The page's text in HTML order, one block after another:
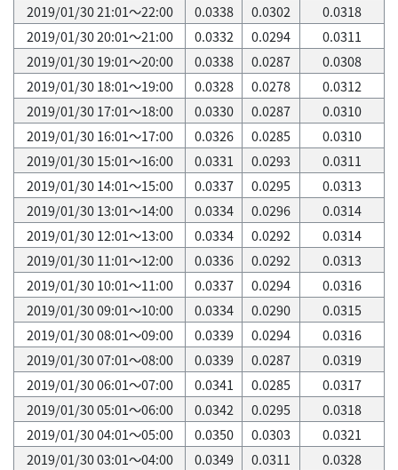
2019/01/30 21:01～22:00
0.0338 0.0302
0.0318
2019/01/30 20:01～21:00
0.0332 0.0294
0.0311
2019/01/30 19:01～20:00
0.0338 0.0287
0.0308
2019/01/30 18:01～19:00
0.0328 0.0278
0.0312
2019/01/30 17:01～18:00
0.0330 0.0287
0.0310
2019/01/30 16:01～17:00
0.0326 0.0285
0.0310
2019/01/30 15:01～16:00
0.0331 0.0293
0.0311
2019/01/30 14:01～15:00
0.0337 0.0295
0.0313
2019/01/30 13:01～14:00
0.0334 0.0296
0.0314
2019/01/30 12:01～13:00
0.0334 0.0292
0.0314
2019/01/30 11:01～12:00
0.0336 0.0292
0.0313
2019/01/30 10:01～11:00
0.0337 0.0294
0.0316
2019/01/30 09:01～10:00
0.0334 0.0290
0.0315
2019/01/30 08:01～09:00
0.0339 0.0294
0.0316
2019/01/30 07:01～08:00
0.0339 0.0287
0.0319
2019/01/30 06:01～07:00
0.0341 0.0285
0.0317
2019/01/30 05:01～06:00
0.0342 0.0295
0.0318
2019/01/30 04:01～05:00
0.0350 0.0303
0.0321
2019/01/30 03:01～04:00
0.0349 0.0311
0.0328